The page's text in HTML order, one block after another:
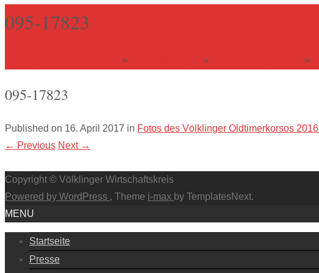
095-17823
> > >
095-17823
Published on 16. April 2017 in Fotos des Völklinger Oldtimerkorsos 2016
← Previous Next →
Copyright © Völklinger Wirtschaftskreis
Powered by WordPress , Theme i-max by TemplatesNext.
MENU
Startseite
Presse